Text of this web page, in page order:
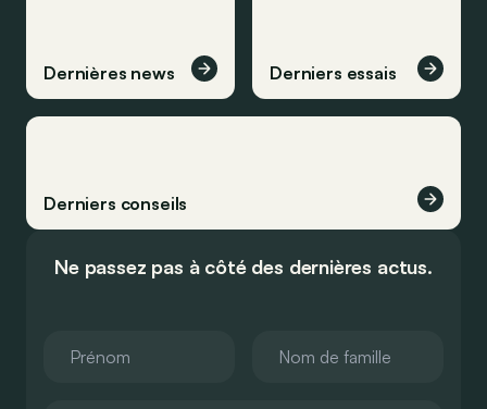
Dernières news Derniers essais
Derniers conseils
Ne passez pas à côté des dernières actus.